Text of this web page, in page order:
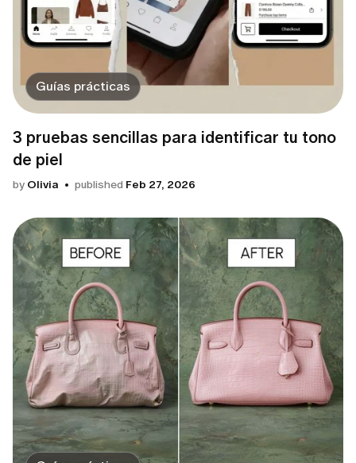
Guías prácticas
3 pruebas sencillas para identificar tu tono
de piel
by Olivia published Feb 27, 2026